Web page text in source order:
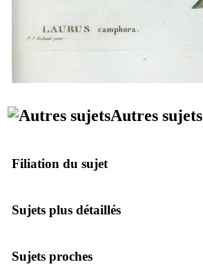
Autres sujets
Filiation du sujet
Sujets plus détaillés
Sujets proches